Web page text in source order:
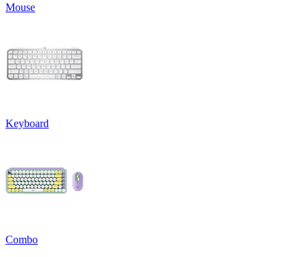
Mouse
Keyboard
Combo